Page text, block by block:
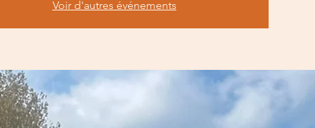
Voir d'autres événements